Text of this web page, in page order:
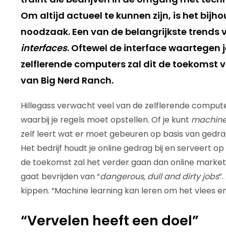
Om altijd actueel te kunnen zijn, is het
noodzaak. Een van de belangrijkste trends
interfaces. Oftewel de interface waartegen
zelflerende computers zal dit de toekomst
van Big Nerd Ranch.
Hillegass verwacht veel van de zelflerende
waarbij je regels moet opstellen. Of je kunt
zelf leert wat er moet gebeuren op basis van
Het bedrijf houdt je online gedrag bij en serveert
de toekomst zal het verder gaan dan online
gaat bevrijden van “dangerous, dull and dirty jobs
kippen. “Machine learning kan leren om het vlees
“Vervelen heeft een doel”